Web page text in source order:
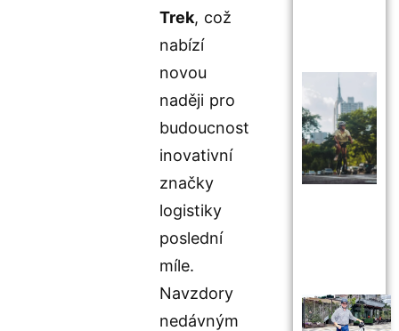
Trek, což
nabízí
novou
naději pro
budoucnost
inovativní
značky
logistiky
poslední
míle.
Navzdory
nedávným